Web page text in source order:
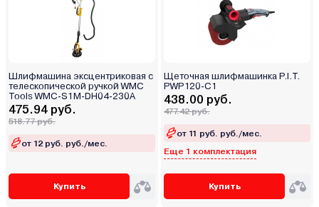
Шлифмашина эксцентриковая с
телескопической ручкой WMC
Tools WMC-S1M-DH04-230A
475.94 руб.
518.77 руб.
от 12 руб. руб./мес.
Купить
Щеточная шлифмашинка P.I.T.
PWP120-C1
438.00 руб.
477.42 руб.
от 11 руб. руб./мес.
Еще 1 комплектация
Купить